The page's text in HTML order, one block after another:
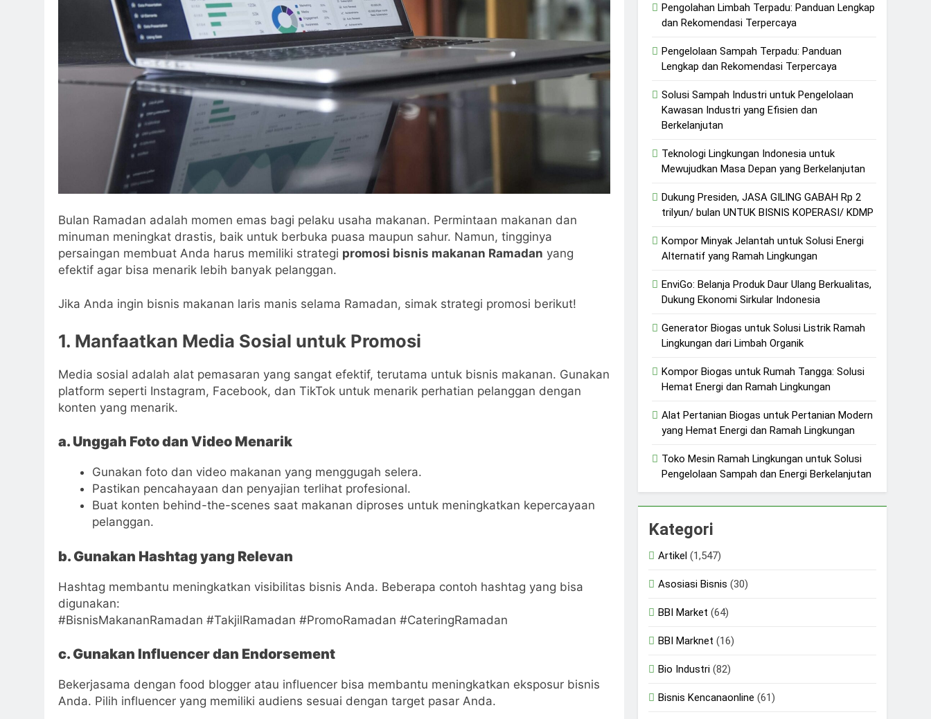
Bulan Ramadan adalah momen emas bagi pelaku usaha makanan. Permintaan makanan dan
minuman meningkat drastis, baik untuk berbuka puasa maupun sahur. Namun, tingginya
persaingan membuat Anda harus memiliki strategi promosi bisnis makanan Ramadan yang
efektif agar bisa menarik lebih banyak pelanggan.
Jika Anda ingin bisnis makanan laris manis selama Ramadan, simak strategi promosi berikut!
1. Manfaatkan Media Sosial untuk Promosi
Media sosial adalah alat pemasaran yang sangat efektif, terutama untuk bisnis makanan. Gunakan
platform seperti Instagram, Facebook, dan TikTok untuk menarik perhatian pelanggan dengan
konten yang menarik.
a. Unggah Foto dan Video Menarik
Gunakan foto dan video makanan yang menggugah selera.
Pastikan pencahayaan dan penyajian terlihat profesional.
Buat konten behind-the-scenes saat makanan diproses untuk meningkatkan kepercayaan
pelanggan.
b. Gunakan Hashtag yang Relevan
Hashtag membantu meningkatkan visibilitas bisnis Anda. Beberapa contoh hashtag yang bisa
digunakan:
#BisnisMakananRamadan #TakjilRamadan #PromoRamadan #CateringRamadan
c. Gunakan Influencer dan Endorsement
Bekerjasama dengan food blogger atau influencer bisa membantu meningkatkan eksposur bisnis
Anda. Pilih influencer yang memiliki audiens sesuai dengan target pasar Anda.
Pengolahan Limbah Terpadu: Panduan Lengkap
dan Rekomendasi Terpercaya
Pengelolaan Sampah Terpadu: Panduan
Lengkap dan Rekomendasi Terpercaya
Solusi Sampah Industri untuk Pengelolaan
Kawasan Industri yang Efisien dan
Berkelanjutan
Teknologi Lingkungan Indonesia untuk
Mewujudkan Masa Depan yang Berkelanjutan
Dukung Presiden, JASA GILING GABAH Rp 2
trilyun/ bulan UNTUK BISNIS KOPERASI/ KDMP
Kompor Minyak Jelantah untuk Solusi Energi
Alternatif yang Ramah Lingkungan
EnviGo: Belanja Produk Daur Ulang Berkualitas,
Dukung Ekonomi Sirkular Indonesia
Generator Biogas untuk Solusi Listrik Ramah
Lingkungan dari Limbah Organik
Kompor Biogas untuk Rumah Tangga: Solusi
Hemat Energi dan Ramah Lingkungan
Alat Pertanian Biogas untuk Pertanian Modern
yang Hemat Energi dan Ramah Lingkungan
Toko Mesin Ramah Lingkungan untuk Solusi
Pengelolaan Sampah dan Energi Berkelanjutan
Kategori
Artikel (1,547)
Asosiasi Bisnis (30)
BBI Market (64)
BBI Marknet (16)
Bio Industri (82)
Bisnis Kencanaonline (61)